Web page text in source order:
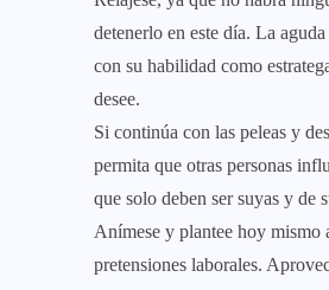
detenerlo en este día. La
con su habilidad como
desee.
Si continúa con las peleas y
permita que otras personas
que solo deben ser suyas y de
Anímese y plantee hoy mismo
pretensiones laborales.